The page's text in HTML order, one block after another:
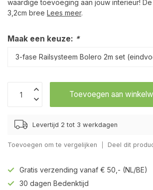
waardige toevoeging aan jouw interieur! De
3,2cm bree Lees meer.
Maak een keuze: *
Toevoegen aan
Levertijd 2 tot 3 werkdagen
Toevoegen om te vergelijken Deel dit
Gratis verzending vanaf € 50,- (NL/BE)
30 dagen Bedenktijd